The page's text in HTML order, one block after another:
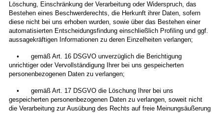
Löschung, Einschränkung der Verarbeitung oder Widerspruch, das
Bestehen eines Beschwerderechts, die Herkunft ihrer Daten, sofern
diese nicht bei uns erhoben wurden, sowie über das Bestehen einer
automatisierten Entscheidungsfindung einschließlich Profiling und ggf.
aussagekräftigen Informationen zu deren Einzelheiten verlangen;
• gemäß Art. 16 DSGVO unverzüglich die Berichtigung
unrichtiger oder Vervollständigung Ihrer bei uns gespeicherten
personenbezogenen Daten zu verlangen;
• gemäß Art. 17 DSGVO die Löschung Ihrer bei uns
gespeicherten personenbezogenen Daten zu verlangen, soweit nicht
die Verarbeitung zur Ausübung des Rechts auf freie Meinungsäußerung